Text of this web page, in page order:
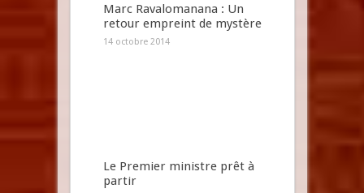
Marc Ravalomanana : Un
retour empreint de mystère
14 octobre 2014
Le Premier ministre prêt à
partir